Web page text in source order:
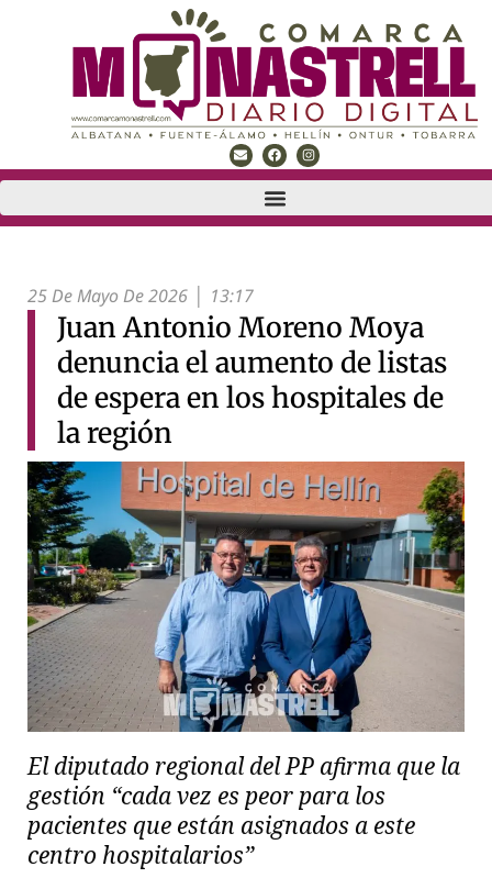
25 De Mayo De 2026 13:17
Juan Antonio Moreno Moya
denuncia el aumento de listas
de espera en los hospitales de
la región
El diputado regional del PP afirma que la
gestión “cada vez es peor para los
pacientes que están asignados a este
centro hospitalarios”